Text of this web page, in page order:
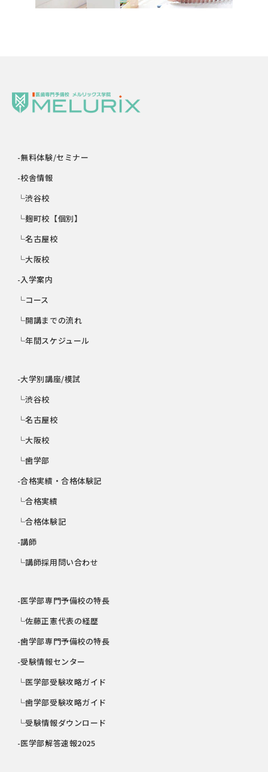
-無料体験/セミナー
-校舎情報
└渋谷校
└麹町校【個別】
└名古屋校
└大阪校
-入学案内
└コース
└開講までの流れ
└年間スケジュール
-大学別講座/模試
└渋谷校
└名古屋校
└大阪校
└歯学部
-合格実績・合格体験記
└合格実績
└合格体験記
-講師
└講師採用問い合わせ
-医学部専門予備校の特長
└佐藤正憲代表の経歴
-歯学部専門予備校の特長
-受験情報センター
└医学部受験攻略ガイド
└歯学部受験攻略ガイド
└受験情報ダウンロード
-医学部解答速報2025